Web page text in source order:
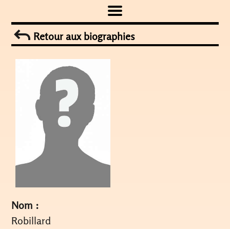
to
contentRetour aux biographies
Nom :
Robillard